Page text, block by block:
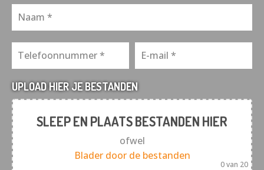
UPLOAD HIER JE BESTANDEN
SLEEP EN PLAATS BESTANDEN HIER
ofwel
Blader door de bestanden
0van 20